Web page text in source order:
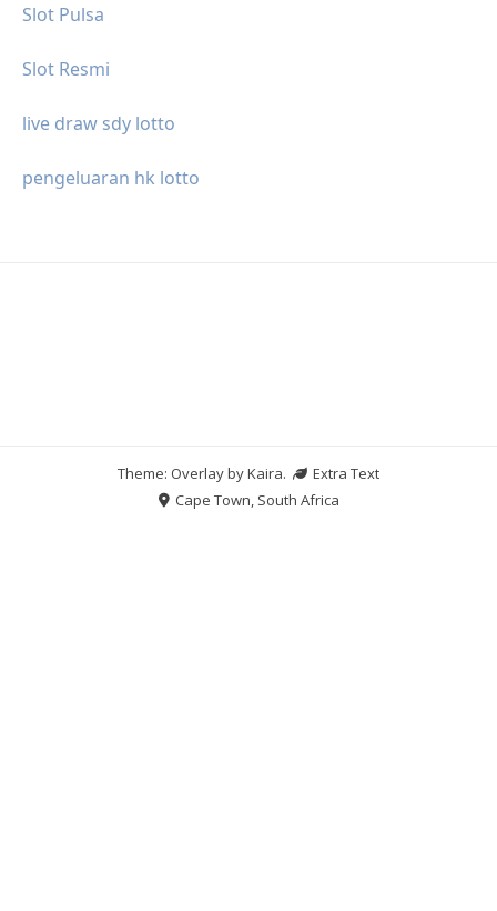
Slot Pulsa
Slot Resmi
live draw sdy lotto
pengeluaran hk lotto
Theme: Overlay byKaira.
Extra Text
Cape Town, South Africa